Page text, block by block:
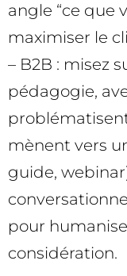
angle “ce que
maximiser le
– B2B : misez
pédagogie,
mènent vers
guide,
pour
considération.